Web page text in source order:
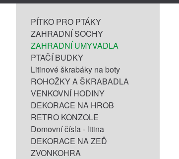
PÍTKO PRO PTÁKY
ZAHRADNÍ SOCHY
ZAHRADNÍ UMYVADLA
PTAČÍ BUDKY
Litinové škrabáky na boty
ROHOŽKY A ŠKRABADLA
VENKOVNÍ HODINY
DEKORACE NA HROB
RETRO KONZOLE
Domovní čísla - litina
DEKORACE NA ZEĎ
ZVONKOHRA